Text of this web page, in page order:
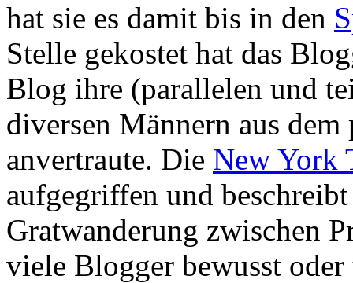
hat sie es damit bis in den
Stelle gekostet hat das
Blog ihre (parallelen und
diversen Männern aus
anvertraute. Die New York
aufgegriffen und
Gratwanderung zwischen
viele Blogger bewusst